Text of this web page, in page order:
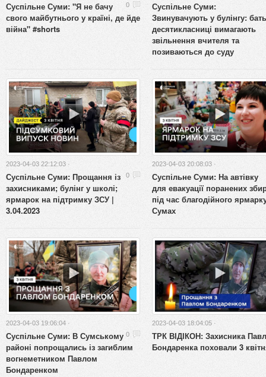
0
Суспільне Суми: "Я не бачу
свого майбутнього у країні, де йде
війна" #shorts
Суспільне Суми:
Звинувачують у булінгу:
десятикласниці вимагають
звільнення вчителя та
позиваються до суду
2023-04-03 22:12:03 ·
0
Суспільне Суми: Прощання із
захисниками; булінг у школі;
ярмарок на підтримку ЗСУ |
3.04.2023
2023-04-03 20:08:03 ·
Суспільне Суми: На автівку
для евакуації поранених
під час благодійного
Сумах
2023-04-03 19:06:04 ·
0
Суспільне Суми: В Сумському
районі попрощались із загиблим
вогнеметником Павлом
Бондаренком
2023-04-03 18:04:05 ·
ТРК ВІДІКОН: Захисника
Бондаренка поховали 3